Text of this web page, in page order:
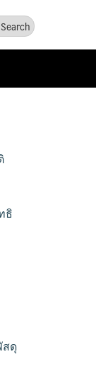
ธิ
สดุ